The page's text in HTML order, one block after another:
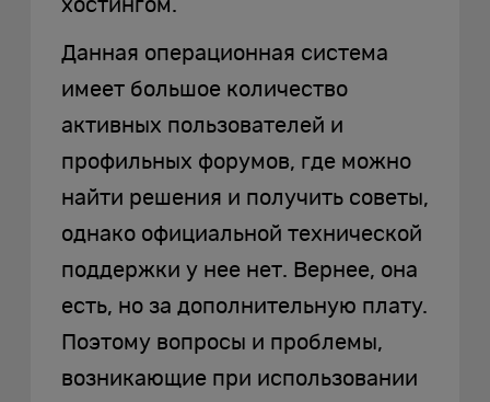
хостингом.
Данная операционная система
имеет большое количество
активных пользователей и
профильных форумов, где можно
найти решения и получить советы,
однако официальной технической
поддержки у нее нет. Вернее, она
есть, но за дополнительную плату.
Поэтому вопросы и проблемы,
возникающие при использовании